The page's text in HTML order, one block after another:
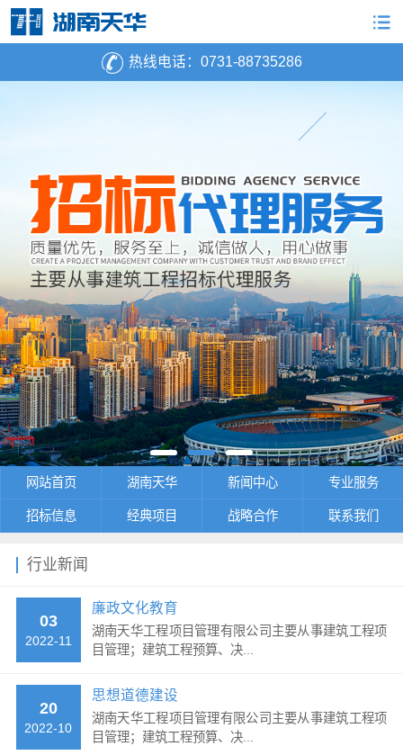
热线电话： 0731-88735286
网站首页 湖南天华 新闻中心 专业服务
招标信息 经典项目 战略合作 联系我们
行业新闻
03
2022-11
廉政文化教育
湖南天华工程项目管理有限公司主要从事建筑工程项
目管理；建筑工程预算、决...
20
2022-10
思想道德建设
湖南天华工程项目管理有限公司主要从事建筑工程项
目管理；建筑工程预算、决...